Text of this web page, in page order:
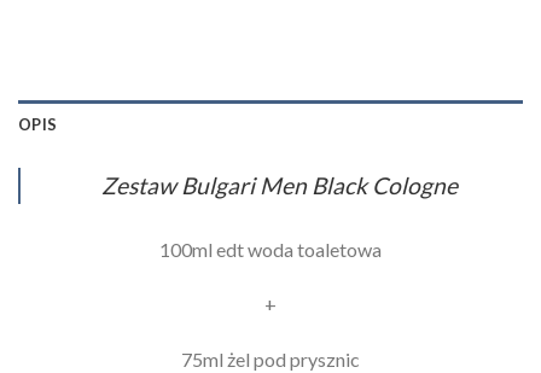
OPIS
Zestaw Bulgari Men Black Cologne
100ml edt woda toaletowa
+
75ml żel pod prysznic